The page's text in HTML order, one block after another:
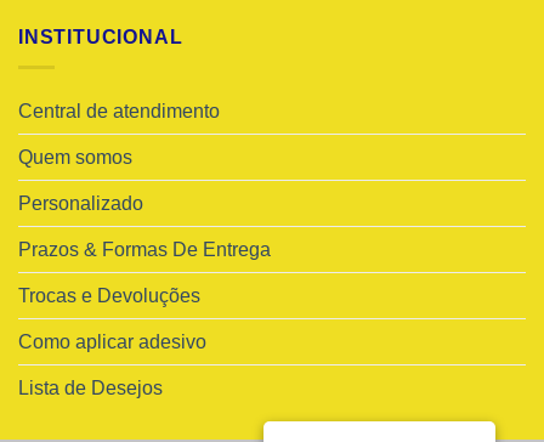
INSTITUCIONAL
Central de atendimento
Quem somos
Personalizado
Prazos & Formas De Entrega
Trocas e Devoluções
Como aplicar adesivo
Lista de Desejos